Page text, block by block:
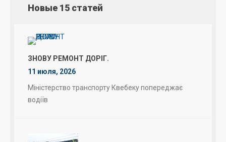
Новые 15 статей
ЗНОВУ РЕМОНТ ДОРІГ.
11 июля, 2026
Міністерство транспорту Квебеку попереджає
водіїв